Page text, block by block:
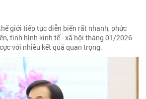
giới tiếp tục diễn biến rất nhanh, phức
tình hình kinh tế - xã hội tháng 01/2026
với nhiều kết quả quan trọng.